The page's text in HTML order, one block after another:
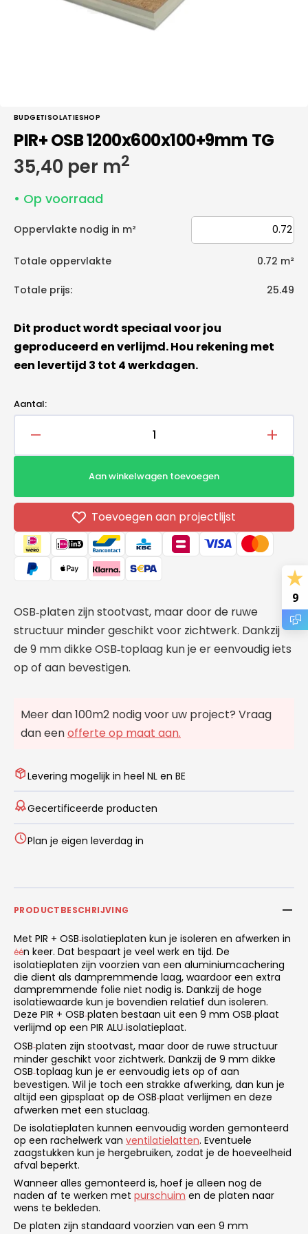
galerieweergave
BUDGETISOLATIESHOP
PIR+ OSB 1200x600x100+9mm TG
Normale
prijs
35,40 per m2
• Op voorraad
Oppervlakte nodig in m²
Totale oppervlakte 0.72 m²
Totale prijs: 25.49
Dit product wordt speciaal voor jou
geproduceerd en verlijmd. Hou rekening met
een levertijd 3 tot 4 werkdagen.
Aantal:
verlagen
OSB
1200x600x100+9mm
Aantal
OSB
Aan winkelwagen toevoegen
Toevoegen aan projectlijst
OSB‑platen zijn stootvast, maar door de ruwe
structuur minder geschikt voor zichtwerk. Dankzij
de 9 mm dikke OSB‑toplaag kun je er eenvoudig iets
op of aan bevestigen.
Meer dan 100m2 nodig voor uw project? Vraag
dan eenofferte op maat aan.
Levering mogelijk in heel NL en BE
Gecertificeerde producten
Plan je eigen leverdag in
PRODUCTBESCHRIJVING
Met PIR + OSB‑isolatieplaten kun je isoleren en afwerken in
één keer. Dat bespaart je veel werk en tijd. De
isolatieplaten zijn voorzien van een aluminiumcachering
die dient als dampremmende laag, waardoor een extra
dampremmende folie niet nodig is. Dankzij de hoge
isolatiewaarde kun je bovendien relatief dun isoleren.
Deze PIR + OSB‑platen bestaan uit een 9 mm OSB‑plaat
verlijmd op een PIR ALU‑isolatieplaat.
OSB‑platen zijn stootvast, maar door de ruwe structuur
minder geschikt voor zichtwerk. Dankzij de 9 mm dikke
OSB‑toplaag kun je er eenvoudig iets op of aan
bevestigen. Wil je toch een strakke afwerking, dan kun je
altijd een gipsplaat op de OSB‑plaat verlijmen en deze
afwerken met een stuclaag.
De isolatieplaten kunnen eenvoudig worden gemonteerd
op een rachelwerk van ventilatielatten. Eventuele
zaagstukken kun je hergebruiken, zodat je de hoeveelheid
afval beperkt.
Wanneer alles gemonteerd is, hoef je alleen nog de
naden af te werken met purschuim en de platen naar
wens te bekleden.
De platen zijn standaard voorzien van een 9 mm
9